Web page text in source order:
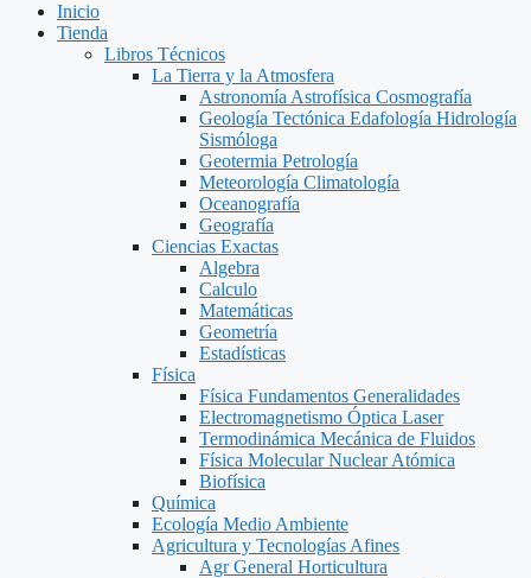
Inicio
Tienda
Libros Técnicos
La Tierra y la Atmosfera
Astronomía Astrofísica Cosmografía
Geología Tectónica Edafología Hidrología
Sismóloga
Geotermia Petrología
Meteorología Climatología
Oceanografía
Geografía
Ciencias Exactas
Algebra
Calculo
Matemáticas
Geometría
Estadísticas
Física
Física Fundamentos Generalidades
Electromagnetismo Óptica Laser
Termodinámica Mecánica de Fluidos
Física Molecular Nuclear Atómica
Biofísica
Química
Ecología Medio Ambiente
Agricultura y Tecnologías Afines
Agr General Horticultura